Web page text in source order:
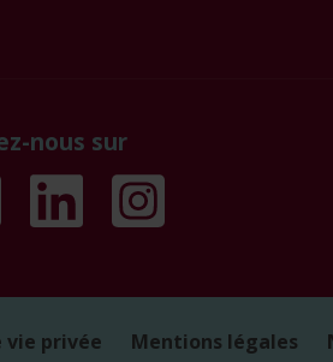
nous sur
vie privée Mentions légales